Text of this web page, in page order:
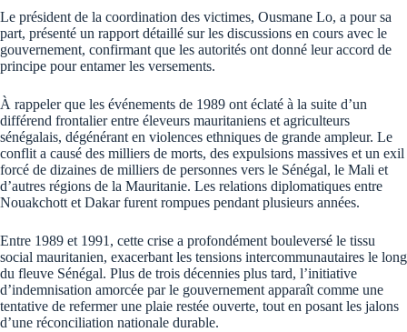
Le président de la coordination des victimes, Ousmane Lo, a pour sa
part, présenté un rapport détaillé sur les discussions en cours avec le
gouvernement, confirmant que les autorités ont donné leur accord de
principe pour entamer les versements.
À rappeler que les événements de 1989 ont éclaté à la suite d’un
différend frontalier entre éleveurs mauritaniens et agriculteurs
sénégalais, dégénérant en violences ethniques de grande ampleur. Le
conflit a causé des milliers de morts, des expulsions massives et un exil
forcé de dizaines de milliers de personnes vers le Sénégal, le Mali et
d’autres régions de la Mauritanie. Les relations diplomatiques entre
Nouakchott et Dakar furent rompues pendant plusieurs années.
Entre 1989 et 1991, cette crise a profondément bouleversé le tissu
social mauritanien, exacerbant les tensions intercommunautaires le long
du fleuve Sénégal. Plus de trois décennies plus tard, l’initiative
d’indemnisation amorcée par le gouvernement apparaît comme une
tentative de refermer une plaie restée ouverte, tout en posant les jalons
d’une réconciliation nationale durable.